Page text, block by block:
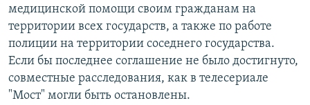
медицинской помощи своим гражданам на
территории всех государств, а также по работе
полиции на территории соседнего государства.
Если бы последнее соглашение не было достигнуто,
совместные расследования, как в телесериале
"Мост" могли быть остановлены.